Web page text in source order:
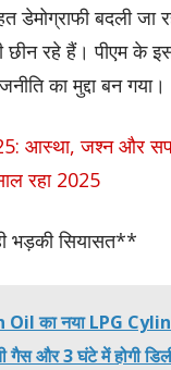
डेमोग्राफी बदली जा
छीन रहे हैं। पीएम के
का मुद्दा बन गया।
आस्था, जश्न और
रहा 2025
भड़की सियासत**
का नया LPG
गैस और 3 घंटे में होगी